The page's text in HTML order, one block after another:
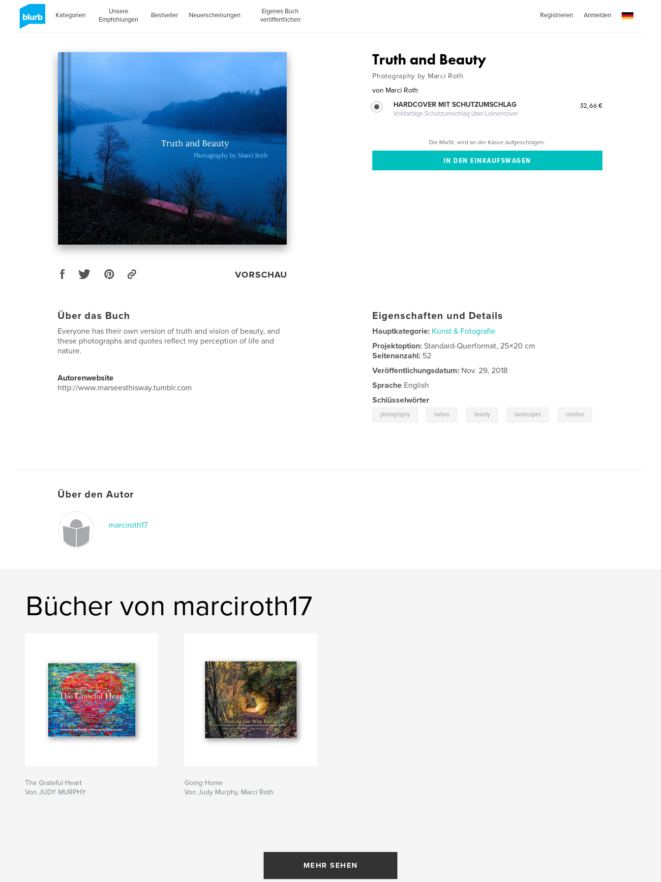
Kategorien
Unsere
Empfehlungen
Bestseller Neuerscheinungen
Eigenes Buch
veröffentlichen
Registrieren Anmelden
VORSCHAU
Truth and Beauty
Photography by Marci Roth
von Marci Roth
HARDCOVER MIT SCHUTZUMSCHLAG
Vollfarbige Schutzumschlag über Leinencover
52,66 €
Die MwSt. wird an der Kasse aufgeschlagen.
Über das Buch
Everyone has their own version of truth and vision of beauty, and
these photographs and quotes reflect my perception of life and
nature.
Autorenwebsite
http://www.marseesthisway.tumblr.com
Eigenschaften und Details
Hauptkategorie: Kunst & Fotografie
Projektoption:Standard-Querformat, 25×20 cm
Seitenanzahl: 52
Veröffentlichungsdatum: Nov. 29, 2018
Sprache English
Schlüsselwörter
photography nature beauty landscapes creative
Über den Autor
marciroth17
Bücher von marciroth17
The Grateful Heart
Von JUDY MURPHY
Going Home
Von Judy Murphy, Marci Roth
MEHR SEHEN